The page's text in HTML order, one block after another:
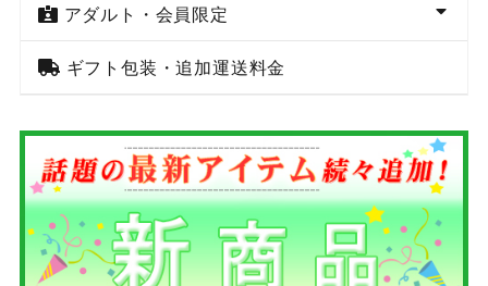
アダルト・会員限定
ギフト包装・追加運送料金